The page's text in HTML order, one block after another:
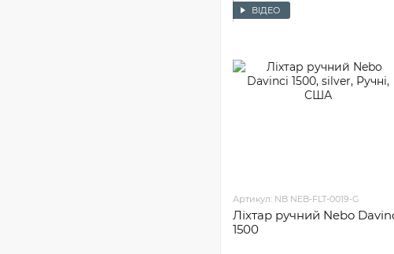
ВІДЕО
Артикул: NB NEB-FLT-0019-G
Ліхтар ручний Nebo
1500